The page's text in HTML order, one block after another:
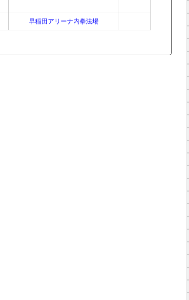
早稲田アリーナ内拳法場